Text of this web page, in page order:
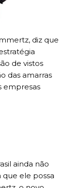
diz que
de vistos
das amarras
empresas
ainda não
ele possa